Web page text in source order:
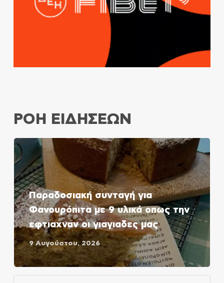
ΡΟΗ ΕΙΔΗΣΕΩΝ
Παραδοσιακή συνταγή για
Φανουρόπιτα με 9 υλικά οπως την
εφτιαχναν οι γιαγιαδες μας
9 Αυγούστου, 2026